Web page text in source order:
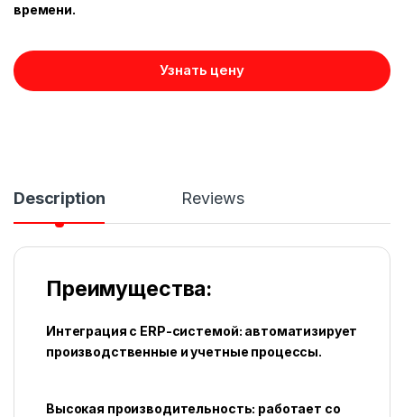
времени.
Узнать цену
Description Reviews
Преимущества:
Интеграция с ERP-системой: автоматизирует
производственные и учетные процессы.
Высокая производительность: работает со